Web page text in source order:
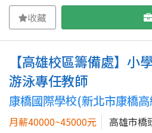
收藏
【高雄校區籌備處】小
游泳專任教師
康橋國際學校(新北市康橋
月薪40000~45000元 高雄市橋